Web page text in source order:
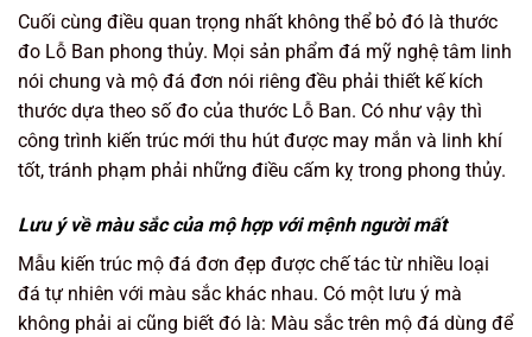
Cuối cùng điều quan trọng nhất không thể bỏ đó là thước
đo Lỗ Ban phong thủy. Mọi sản phẩm đá mỹ nghệ tâm linh
nói chung và mộ đá đơn nói riêng đều phải thiết kế kích
thước dựa theo số đo của thước Lỗ Ban. Có như vậy thì
công trình kiến trúc mới thu hút được may mắn và linh khí
tốt, tránh phạm phải những điều cấm kỵ trong phong thủy.
Lưu ý về màu sắc của mộ hợp với mệnh người mất
Mẫu kiến trúc mộ đá đơn đẹp được chế tác từ nhiều loại
đá tự nhiên với màu sắc khác nhau. Có một lưu ý mà
không phải ai cũng biết đó là: Màu sắc trên mộ đá dùng để